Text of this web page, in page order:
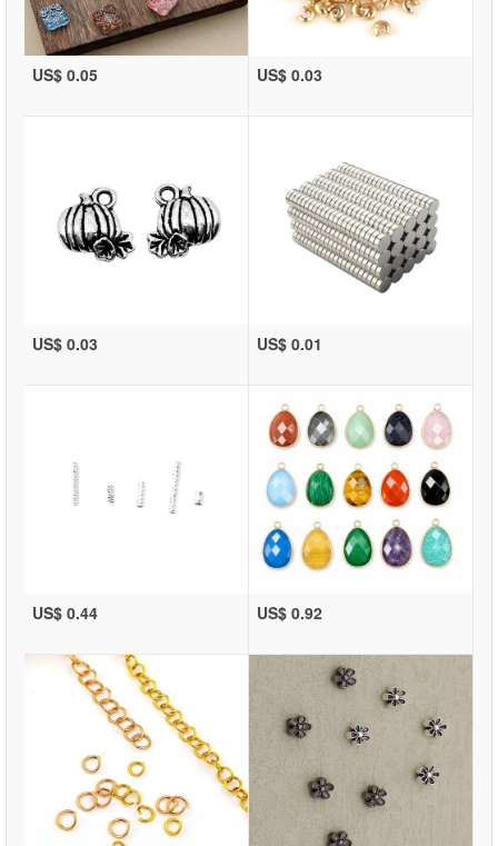
US$ 0.05 US$ 0.03
US$ 0.03 US$ 0.01
US$ 0.44 US$ 0.92